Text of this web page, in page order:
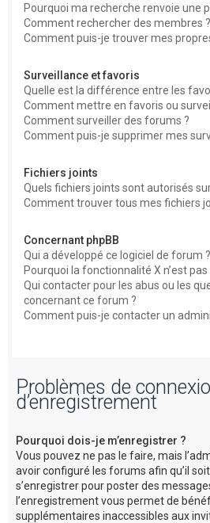
Pourquoi ma recherche renvoie une
Comment rechercher des membres ?
Comment puis-je trouver mes
Surveillance et favoris
Quelle est la différence entre les
Comment mettre en favoris ou
Comment surveiller des forums ?
Comment puis-je supprimer mes
Fichiers joints
Quels fichiers joints sont autorisés
Comment trouver tous mes fichiers
Concernant phpBB
Qui a développé ce logiciel de forum ?
Pourquoi la fonctionnalité X n’est
Qui contacter pour les abus ou les
concernant ce forum ?
Comment puis-je contacter un
Problèmes de
d’enregistrement
Pourquoi dois-je m’enregistrer ?
Vous pouvez ne pas le faire, mais
avoir configuré les forums afin qu’il
s’enregistrer pour poster des
l’enregistrement vous permet de
supplémentaires inaccessibles aux